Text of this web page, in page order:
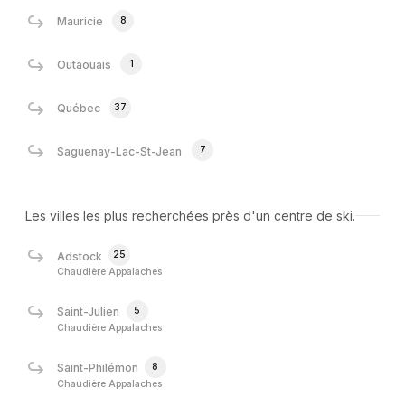
Mauricie 8
Outaouais 1
Québec 37
Saguenay-Lac-St-Jean 7
Les villes les plus recherchées près d'un centre de ski.
Adstock
25
Chaudière Appalaches
Saint-Julien
5
Chaudière Appalaches
Saint-Philémon
8
Chaudière Appalaches